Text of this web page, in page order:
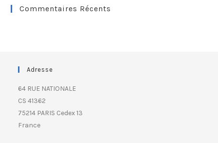
Commentaires Récents
Adresse
64 RUE NATIONALE
CS 41362
75214 PARIS Cedex 13
France